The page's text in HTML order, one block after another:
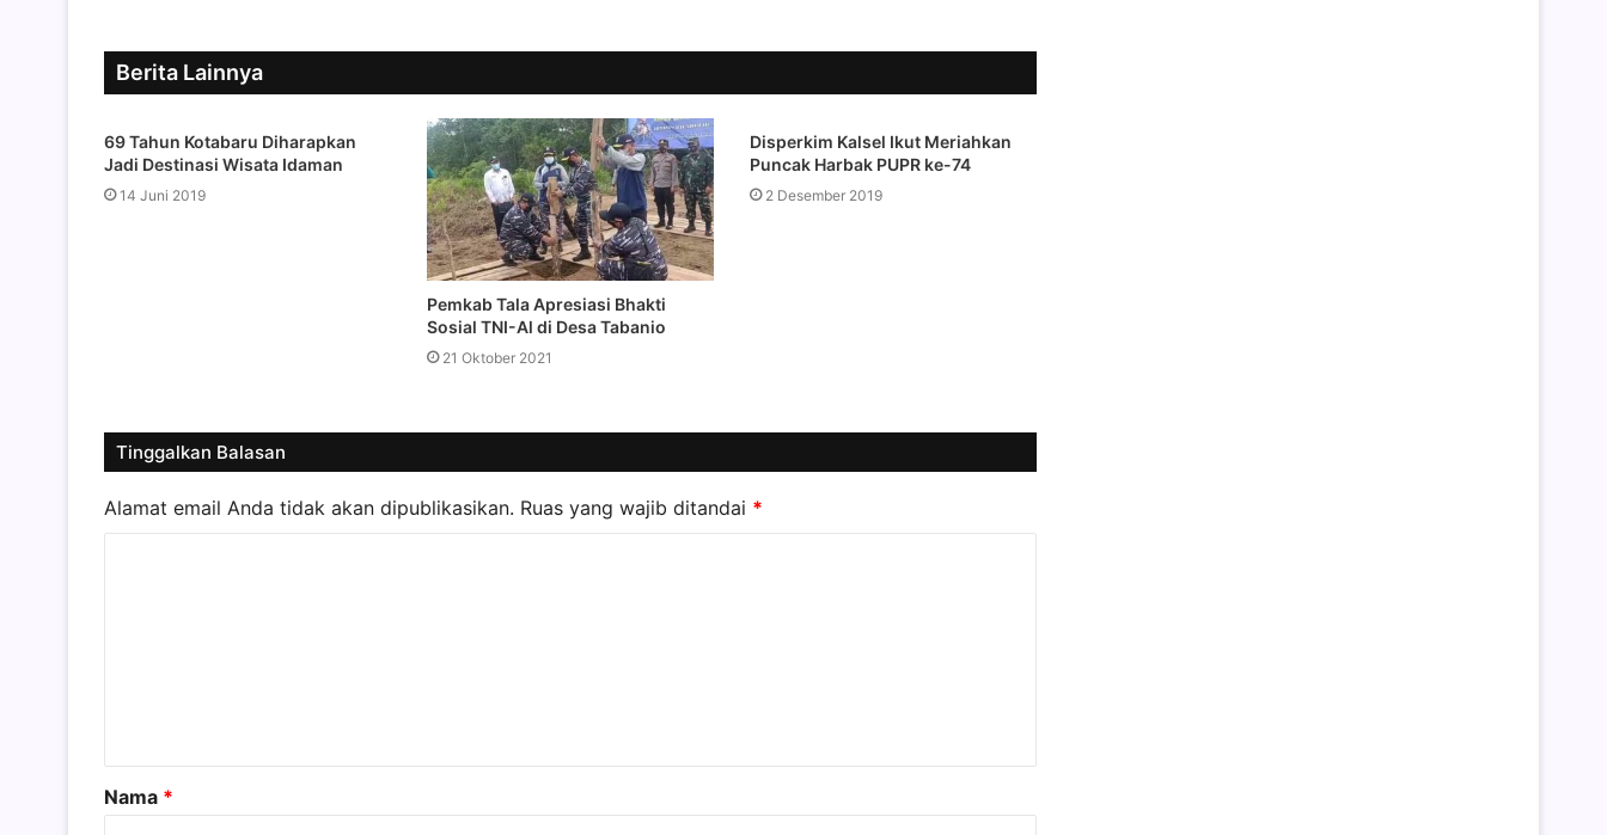
Berita Lainnya
69 Tahun Kotabaru Diharapkan
Jadi Destinasi Wisata Idaman
14 Juni 2019
Pemkab Tala Apresiasi Bhakti
Sosial TNI-Al di Desa Tabanio
21 Oktober 2021
Disperkim Kalsel Ikut Meriahkan
Puncak Harbak PUPR ke-74
2 Desember 2019
Tinggalkan Balasan
Alamat email Anda tidak akan dipublikasikan. Ruas yang wajib ditandai *
a
r
Nama *